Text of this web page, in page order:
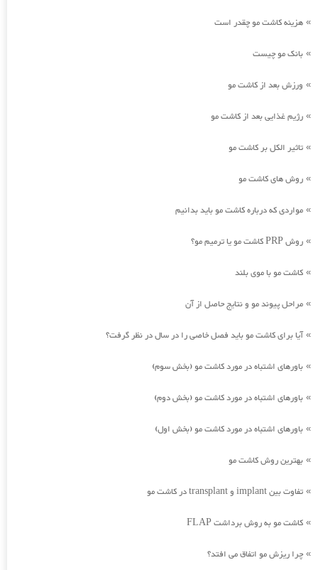
» هزینه کاشت مو چقدر است
» بانک مو چیست
» ورزش بعد از کاشت مو
» رژیم غذایی بعد از کاشت مو
» تاثیر الکل بر کاشت مو
» روش های کاشت مو
» مواردی که درباره کاشت مو باید بدانیم
» روش PRP کاشت مو یا ترمیم مو؟
» کاشت مو با موی بلند
» مراحل پیوند مو و نتایج حاصل از آن
»آیا برای کاشت مو باید فصل خاصی را در سال در نظر گرفت؟
» باورهای اشتباه در مورد کاشت مو (بخش سوم)
» باورهای اشتباه در مورد کاشت مو (بخش دوم)
» باورهای اشتباه در مورد کاشت مو (بخش اول)
» بهترین روش کاشت مو
» تفاوت بین implant و transplant در کاشت مو
» کاشت مو به روش برداشت FLAP
» چرا ریزش مو اتفاق می افتد؟